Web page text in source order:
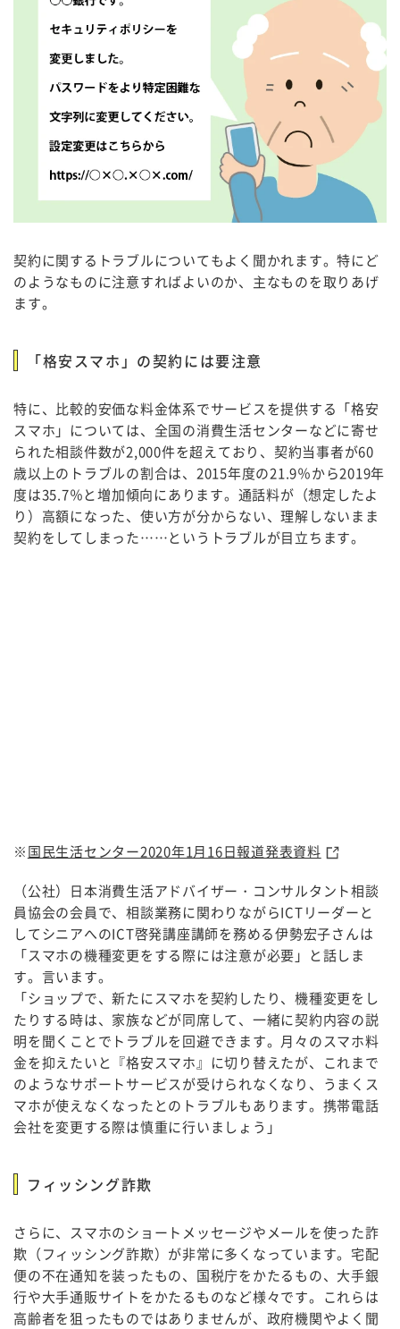
契約に関するトラブルについてもよく聞かれます。特にど
のようなものに注意すればよいのか、主なものを取りあげ
ます。
「格安スマホ」の契約には要注意
特に、比較的安価な料金体系でサービスを提供する「格安
スマホ」については、全国の消費生活センターなどに寄せ
られた相談件数が2,000件を超えており、契約当事者が60
歳以上のトラブルの割合は、2015年度の21.9％から2019年
度は35.7％と増加傾向にあります。通話料が（想定したよ
り）高額になった、使い方が分からない、理解しないまま
契約をしてしまった……というトラブルが目立ちます。
※国民生活センター2020年1月16日報道発表資料
（公社）日本消費生活アドバイザー・コンサルタント相談
員協会の会員で、相談業務に関わりながらICTリーダーと
してシニアへのICT啓発講座講師を務める伊勢宏子さんは
「スマホの機種変更をする際には注意が必要」と話しま
す。言います。
「ショップで、新たにスマホを契約したり、機種変更をし
たりする時は、家族などが同席して、一緒に契約内容の説
明を聞くことでトラブルを回避できます。月々のスマホ料
金を抑えたいと『格安スマホ』に切り替えたが、これまで
のようなサポートサービスが受けられなくなり、うまくス
マホが使えなくなったとのトラブルもあります。携帯電話
会社を変更する際は慎重に行いましょう」
フィッシング詐欺
さらに、スマホのショートメッセージやメールを使った詐
欺（フィッシング詐欺）が非常に多くなっています。宅配
便の不在通知を装ったもの、国税庁をかたるもの、大手銀
行や大手通販サイトをかたるものなど様々です。これらは
高齢者を狙ったものではありませんが、政府機関やよく聞